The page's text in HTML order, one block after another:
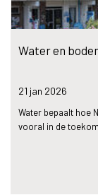
Water en
21 jan 2026
Water bepaalt hoe
vooral in de